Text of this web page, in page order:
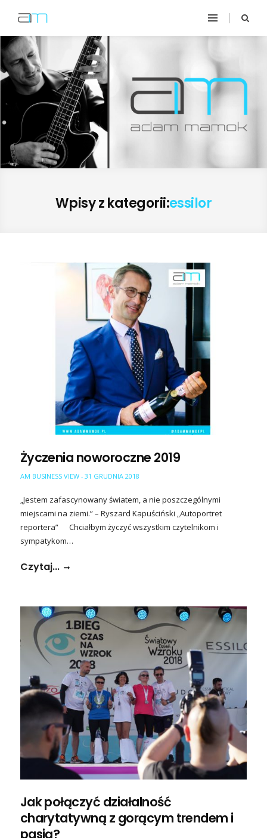
Wpisy z kategorii:essilor
Życzenia noworoczne 2019
AM BUSINESS VIEW - 31 GRUDNIA 2018
„Jestem zafascynowany światem, a nie poszczególnymi
miejscami na ziemi.” – Ryszard Kapuściński „Autoportret
reportera” Chciałbym życzyć wszystkim czytelnikom i
sympatykom…
Czytaj...
Jak połączyć działalność
charytatywną z gorącym trendem i
pasją?